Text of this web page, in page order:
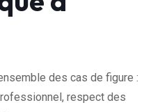
des cas de figure :
respect des